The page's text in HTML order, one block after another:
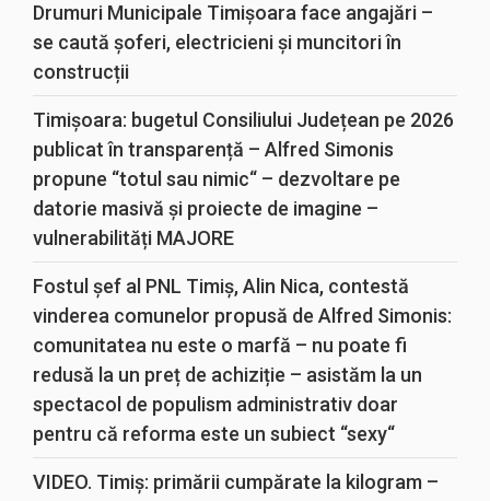
Drumuri Municipale Timișoara face angajări –
se caută șoferi, electricieni și muncitori în
construcții
Timișoara: bugetul Consiliului Județean pe 2026
publicat în transparență – Alfred Simonis
propune “totul sau nimic“ – dezvoltare pe
datorie masivă și proiecte de imagine –
vulnerabilități MAJORE
Fostul șef al PNL Timiș, Alin Nica, contestă
vinderea comunelor propusă de Alfred Simonis:
comunitatea nu este o marfă – nu poate fi
redusă la un preț de achiziție – asistăm la un
spectacol de populism administrativ doar
pentru că reforma este un subiect “sexy“
VIDEO. Timiș: primării cumpărate la kilogram –